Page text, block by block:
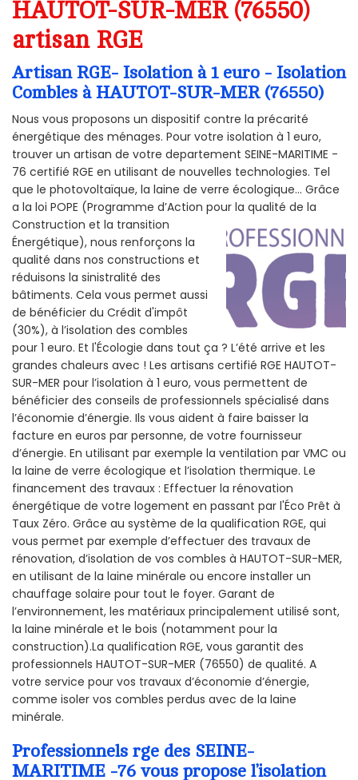
HAUTOT-SUR-MER (76550)
artisan RGE
Artisan RGE- Isolation à 1 euro - Isolation
Combles à HAUTOT-SUR-MER (76550)
Nous vous proposons un dispositif contre la précarité
énergétique des ménages. Pour votre isolation à 1 euro,
trouver un artisan de votre departement SEINE-MARITIME -
76 certifié RGE en utilisant de nouvelles technologies. Tel
que le photovoltaïque, la laine de verre écologique... Grâce
a la loi POPE (Programme d’Action pour la qualité de la
Construction et la transition
Énergétique), nous renforçons la
qualité dans nos constructions et
réduisons la sinistralité des
bâtiments. Cela vous permet aussi
de bénéficier du Crédit d'impôt
(30%), à l’isolation des combles
pour 1 euro. Et l'Écologie dans tout ça ? L’été arrive et les
grandes chaleurs avec ! Les artisans certifié RGE HAUTOT-
SUR-MER pour l’isolation à 1 euro, vous permettent de
bénéficier des conseils de professionnels spécialisé dans
l’économie d’énergie. Ils vous aident à faire baisser la
facture en euros par personne, de votre fournisseur
d’énergie. En utilisant par exemple la ventilation par VMC ou
la laine de verre écologique et l’isolation thermique. Le
financement des travaux : Effectuer la rénovation
énergétique de votre logement en passant par l'Éco Prêt à
Taux Zéro. Grâce au système de la qualification RGE, qui
vous permet par exemple d’effectuer des travaux de
rénovation, d’isolation de vos combles à HAUTOT-SUR-MER,
en utilisant de la laine minérale ou encore installer un
chauffage solaire pour tout le foyer. Garant de
l’environnement, les matériaux principalement utilisé sont,
la laine minérale et le bois (notamment pour la
construction).La qualification RGE, vous garantit des
professionnels HAUTOT-SUR-MER (76550) de qualité. A
votre service pour vos travaux d’économie d’énergie,
comme isoler vos combles perdus avec de la laine
minérale.
Professionnels rge des SEINE-
MARITIME -76 vous propose l’isolation